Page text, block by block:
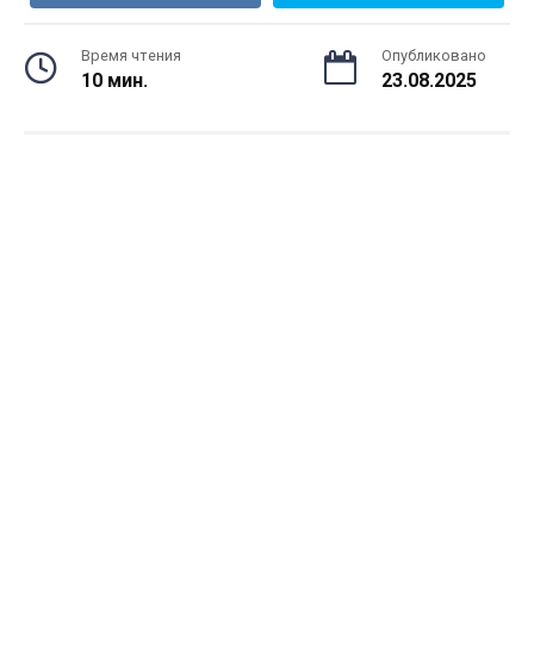
Время чтения
10 мин.
Опубликовано
23.08.2025